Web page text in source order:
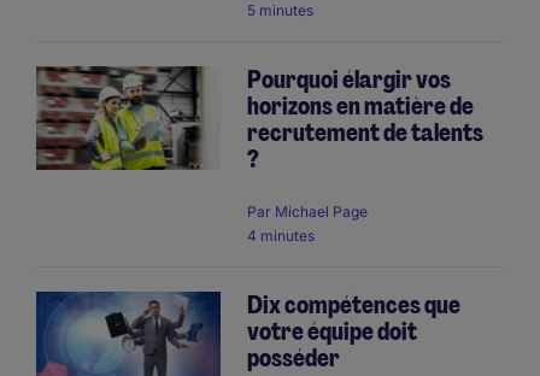
5 minutes
Pourquoi élargir vos
horizons en matière de
recrutement de talents
?
Par Michael Page
4 minutes
Dix compétences que
votre équipe doit
posséder